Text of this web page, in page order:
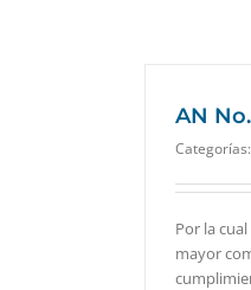
AN
Categorías:
Por la
mayor